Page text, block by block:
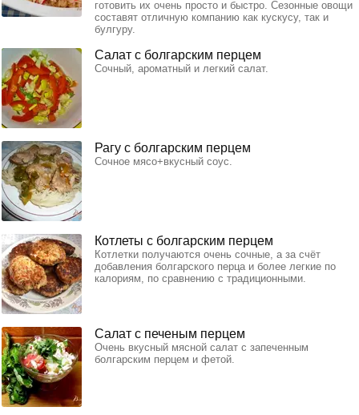
готовить их очень просто и быстро. Сезонные овощи
составят отличную компанию как кускусу, так и
булгуру.
Салат с болгарским перцем
Сочный, ароматный и легкий салат.
Рагу с болгарским перцем
Сочное мясо+вкусный соус.
Котлеты с болгарским перцем
Котлетки получаются очень сочные, а за счёт
добавления болгарского перца и более легкие по
калориям, по сравнению с традиционными.
Салат с печеным перцем
Очень вкусный мясной салат с запеченным
болгарским перцем и фетой.